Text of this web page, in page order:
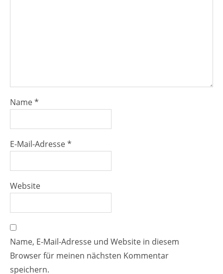
Name*
E-Mail-Adresse*
Website
Name, E-Mail-Adresse und Website in diesem
Browser für meinen nächsten Kommentar
speichern.